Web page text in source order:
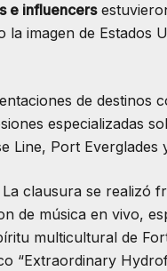
e influencers
imagen de Estados
de destinos
especializadas
Line, Port Everglades
clausura se realizó
de música en vivo,
multicultural de
“Extraordinary